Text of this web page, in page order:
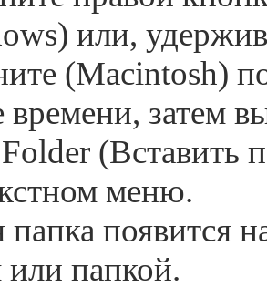
или,
(Macintosh)
времени, затем
(Вставить
меню.
папка появится
или папкой.